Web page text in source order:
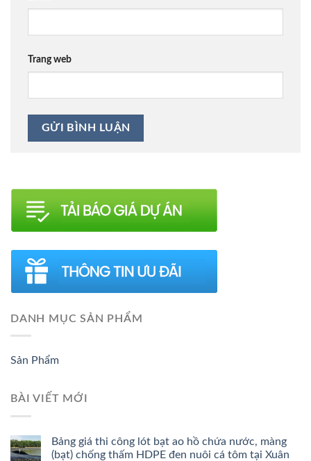
Trang web
DANH MỤC SẢN PHẨM
Sản Phẩm
BÀI VIẾT MỚI
Bảng giá thi công lót bạt ao hồ chứa nước, màng
(bạt) chống thấm HDPE đen nuôi cá tôm tại Xuân